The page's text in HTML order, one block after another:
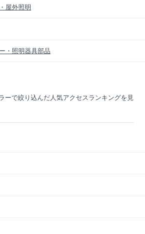
屋外照明
・照明器具部品
ーで絞り込んだ人気アクセスランキングを見